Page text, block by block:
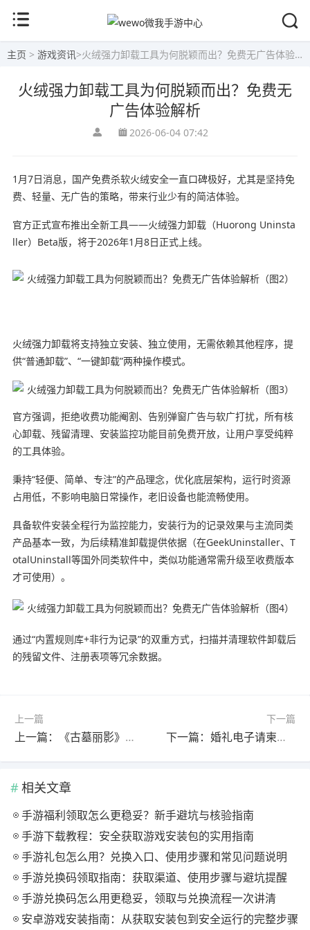
主页 > 游戏资讯>火绒强力卸载工具为何脱颖而出？免费无广告体验解析
火绒强力卸载工具为何脱颖而出？免费无
广告体验解析
2026-06-04 07:42
1月7日消息，国产免费杀软火绒安全一直口碑极好，尤其是坚持免
费、轻量、无广告的策略，带来行业少有的简洁体验。
官方正式宣布推出全新工具——火绒强力卸载（Huorong Uninsta
ller）Beta版，将于2026年1月8日正式上线。
火绒强力卸载将支持独立安装、独立使用，无需依赖其他程序，提
供“普通卸载”、“一键卸载”两种操作模式。
官方强调，拒绝收费功能阉割、告别弹窗广告与软广打扰，所有核
心卸载、残留清理、安装监控功能目前免费开放，让用户享受纯粹
的工具体验。
秉持“轻便、简单、专注”的产品理念，优化底层架构，运行时资源
占用低，不影响电脑日常操作，老旧设备也能流畅使用。
具备软件安装全程行为监控能力，安装行为的记录效果与主流同类
产品基本一致，为后续精准卸载提供依据（在GeekUninstaller、T
otalUninstall等国外同类软件中，类似功能通常需升级至收费版本
才可使用）。
通过“内置规则库+非行为记录”的双重方式，扫描并清理软件卸载后
的残留文件、注册表项等冗余数据。
上一篇
上一篇：《古墓丽影》真人剧豪华卡司曝光 索菲·特纳主演劳拉引期待
下一篇
下一篇：婚礼电子请柬访客记录遭质疑 平台回应仅会员可见
相关文章
手游福利领取怎么更稳妥？新手避坑与核验指南
手游下载教程：安全获取游戏安装包的实用指南
手游礼包怎么用？兑换入口、使用步骤和常见问题说明
手游兑换码领取指南：获取渠道、使用步骤与避坑提醒
手游兑换码怎么用更稳妥，领取与兑换流程一次讲清
安卓游戏安装指南：从获取安装包到安全运行的完整步骤